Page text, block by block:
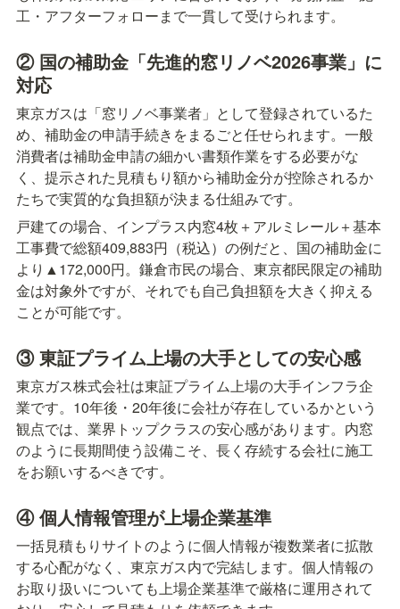
工・アフターフォローまで一貫して受けられます。
② 国の補助金「先進的窓リノベ2026事業」に
対応
東京ガスは「窓リノベ事業者」として登録されているた
め、補助金の申請手続きをまるごと任せられます。一般
消費者は補助金申請の細かい書類作業をする必要がな
く、提示された見積もり額から補助金分が控除されるか
たちで実質的な負担額が決まる仕組みです。
戸建ての場合、インプラス内窓4枚＋アルミレール＋基本
工事費で総額409,883円（税込）の例だと、国の補助金に
より▲172,000円。鎌倉市民の場合、東京都民限定の補助
金は対象外ですが、それでも自己負担額を大きく抑える
ことが可能です。
③ 東証プライム上場の大手としての安心感
東京ガス株式会社は東証プライム上場の大手インフラ企
業です。10年後・20年後に会社が存在しているかという
観点では、業界トップクラスの安心感があります。内窓
のように長期間使う設備こそ、長く存続する会社に施工
をお願いするべきです。
④ 個人情報管理が上場企業基準
一括見積もりサイトのように個人情報が複数業者に拡散
する心配がなく、東京ガス内で完結します。個人情報の
お取り扱いについても上場企業基準で厳格に運用されて